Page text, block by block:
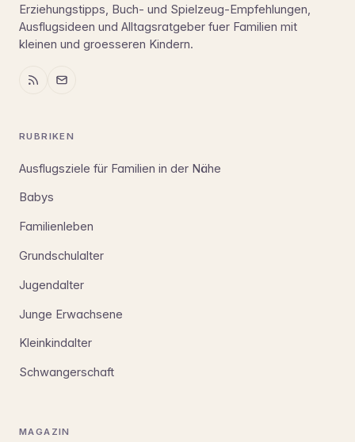
Erziehungstipps, Buch- und Spielzeug-Empfehlungen,
Ausflugsideen und Alltagsratgeber fuer Familien mit
kleinen und groesseren Kindern.
RUBRIKEN
Ausflugsziele für Familien in der Nähe
Babys
Familienleben
Grundschulalter
Jugendalter
Junge Erwachsene
Kleinkindalter
Schwangerschaft
MAGAZIN